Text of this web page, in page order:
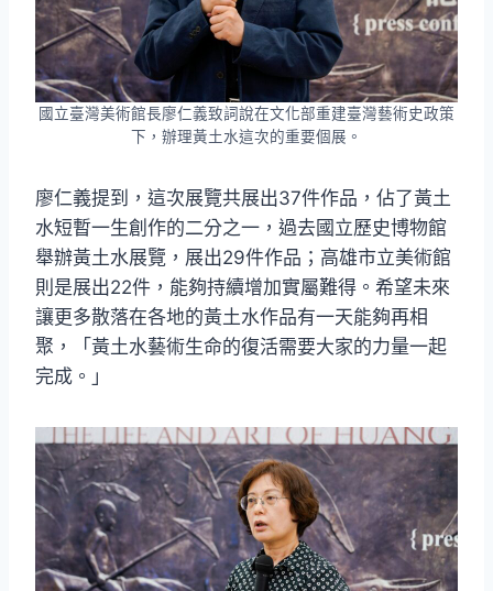
國立臺灣美術館長廖仁義致詞說在文化部重建臺灣藝術史政策
下，辦理黃土水這次的重要個展。
廖仁義提到，這次展覽共展出37件作品，佔了黃土
水短暫一生創作的二分之一，過去國立歷史博物館
舉辦黃土水展覽，展出29件作品；高雄市立美術館
則是展出22件，能夠持續增加實屬難得。希望未來
讓更多散落在各地的黃土水作品有一天能夠再相
聚，「黃土水藝術生命的復活需要大家的力量一起
完成。」